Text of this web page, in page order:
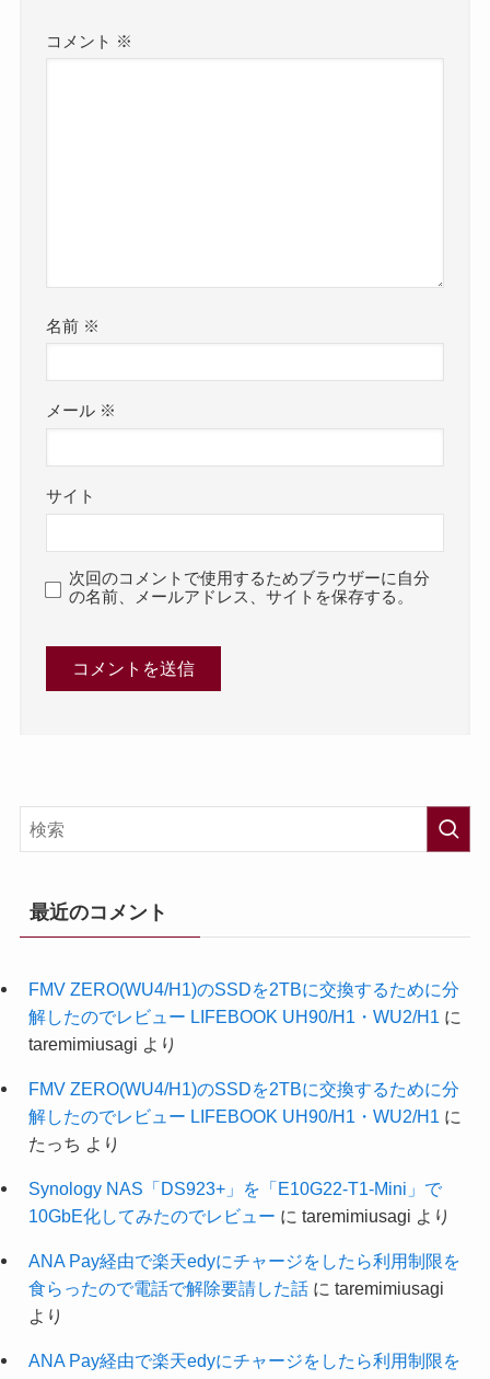
コメント ※
名前 ※
メール ※
サイト
次回のコメントで使用するためブラウザーに自分
の名前、メールアドレス、サイトを保存する。
最近のコメント
FMV ZERO(WU4/H1)のSSDを2TBに交換するために分
解したのでレビュー LIFEBOOK UH90/H1・WU2/H1 に
taremimiusagi より
FMV ZERO(WU4/H1)のSSDを2TBに交換するために分
解したのでレビュー LIFEBOOK UH90/H1・WU2/H1 に
たっち より
Synology NAS「DS923+」を「E10G22-T1-Mini」で
10GbE化してみたのでレビュー に taremimiusagi より
ANA Pay経由で楽天edyにチャージをしたら利用制限を
食らったので電話で解除要請した話に taremimiusagi
より
ANA Pay経由で楽天edyにチャージをしたら利用制限を